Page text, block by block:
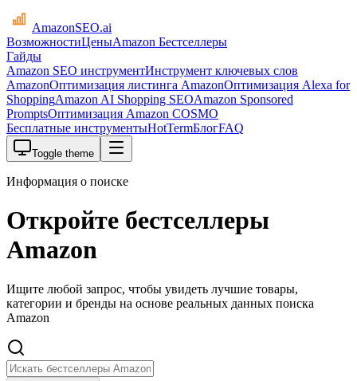
AmazonSEO.ai
ВозможностиЦеныAmazon Бестселлеры
Гайды
Amazon SEO инструментИнструмент ключевых слов
AmazonОптимизация листинга AmazonОптимизация Alexa for
ShoppingAmazon AI Shopping SEOAmazon Sponsored
PromptsОптимизация Amazon COSMO
Бесплатные инструментыHotTermБлогFAQ
Toggle theme
Информация о поиске
Откройте бестселлеры
Amazon
Ищите любой запрос, чтобы увидеть лучшие товары,
категории и бренды на основе реальных данных поиска
Amazon